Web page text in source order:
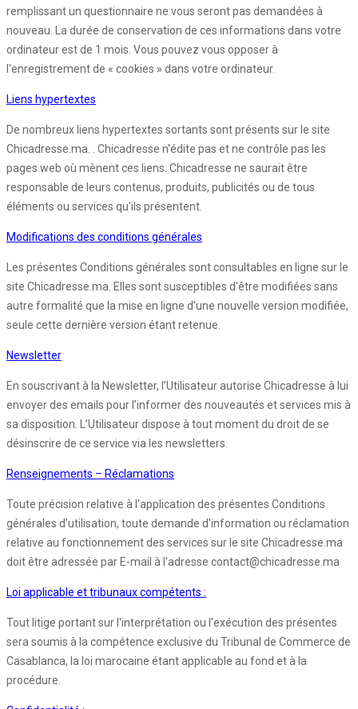
remplissant un questionnaire ne vous seront pas demandées à
nouveau. La durée de conservation de ces informations dans votre
ordinateur est de 1 mois. Vous pouvez vous opposer à
l'enregistrement de « cookies » dans votre ordinateur.
Liens hypertextes
De nombreux liens hypertextes sortants sont présents sur le site
Chicadresse.ma. . Chicadresse n'édite pas et ne contrôle pas les
pages web où mènent ces liens. Chicadresse ne saurait être
responsable de leurs contenus, produits, publicités ou de tous
éléments ou services qu'ils présentent.
Modifications des conditions générales
Les présentes Conditions générales sont consultables en ligne sur le
site Chicadresse.ma. Elles sont susceptibles d'être modifiées sans
autre formalité que la mise en ligne d'une nouvelle version modifiée,
seule cette dernière version étant retenue.
Newsletter
En souscrivant à la Newsletter, l’Utilisateur autorise Chicadresse à lui
envoyer des emails pour l’informer des nouveautés et services mis à
sa disposition. L’Utilisateur dispose à tout moment du droit de se
désinscrire de ce service via les newsletters.
Renseignements – Réclamations
Toute précision relative à l'application des présentes Conditions
générales d’utilisation, toute demande d'information ou réclamation
relative au fonctionnement des services sur le site Chicadresse.ma
doit être adressée par E-mail à l'adresse contact@chicadresse.ma
Loi applicable et tribunaux compétents :
Tout litige portant sur l'interprétation ou l'exécution des présentes
sera soumis à la compétence exclusive du Tribunal de Commerce de
Casablanca, la loi marocaine étant applicable au fond et à la
procédure.